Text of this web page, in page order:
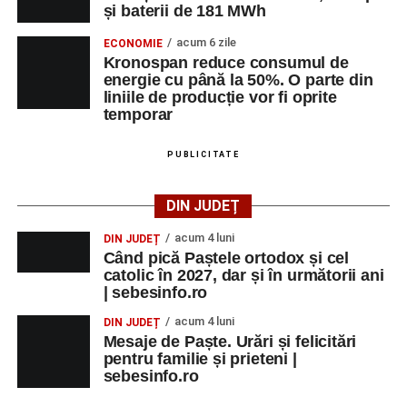
și baterii de 181 MWh
ECONOMIE acum 6 zile
Kronospan reduce consumul de
energie cu până la 50%. O parte din
liniile de producție vor fi oprite
temporar
PUBLICITATE
DIN JUDEȚ
DIN JUDEȚ acum 4 luni
Când pică Paștele ortodox și cel
catolic în 2027, dar și în următorii ani
| sebesinfo.ro
DIN JUDEȚ acum 4 luni
Mesaje de Paște. Urări și felicitări
pentru familie și prieteni |
sebesinfo.ro